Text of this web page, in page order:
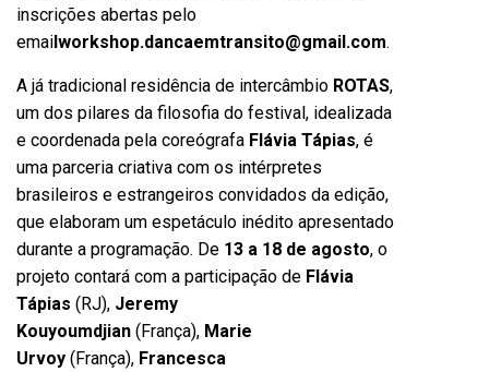
inscrições abertas pelo
emai workshop.dancaemtransito@gmail.com.
A já tradicional residência de intercâmbio ROTAS,
um dos pilares da filosofia do festival, idealizada
e coordenada pela coreógrafa Flávia Tápias, é
uma parceria criativa com os intérpretes
brasileiros e estrangeiros convidados da edição,
que elaboram um espetáculo inédito apresentado
durante a programação. De 13 a 18 de agosto, o
projeto contará com a participação de Flávia
Tápias (RJ), Jeremy
Kouyoumdjian (França), Marie
Urvoy (França), Francesca